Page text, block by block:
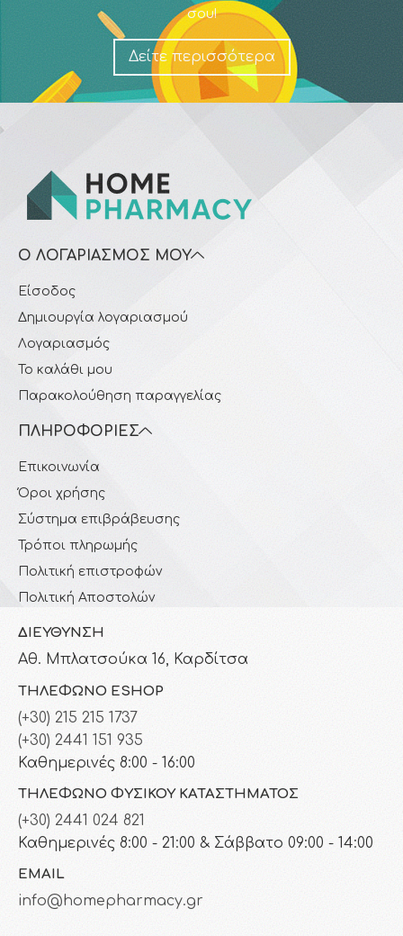
σου!
Δείτε περισσότερα
Ο ΛΟΓΑΡΙΑΣΜΌΣ ΜΟΥ
Είσοδος
Δημιουργία λογαριασμού
Λογαριασμός
Το καλάθι μου
Παρακολούθηση παραγγελίας
ΠΛΗΡΟΦΟΡΊΕΣ
Επικοινωνία
Όροι χρήσης
Σύστημα επιβράβευσης
Τρόποι πληρωμής
Πολιτική επιστροφών
Πολιτική Αποστολών
ΔΙΕΎΘΥΝΣΗ
Αθ. Μπλατσούκα 16, Καρδίτσα
ΤΗΛΈΦΩΝΟ ESHOP
(+30) 215 215 1737
(+30) 2441 151 935
Καθημερινές 8:00 - 16:00
ΤΗΛΈΦΩΝΟ ΦΥΣΙΚΟΎ ΚΑΤΑΣΤΉΜΑΤΟΣ
(+30) 2441 024 821
Καθημερινές 8:00 - 21:00 & Σάββατο 09:00 - 14:00
EMAIL
info@homepharmacy.gr